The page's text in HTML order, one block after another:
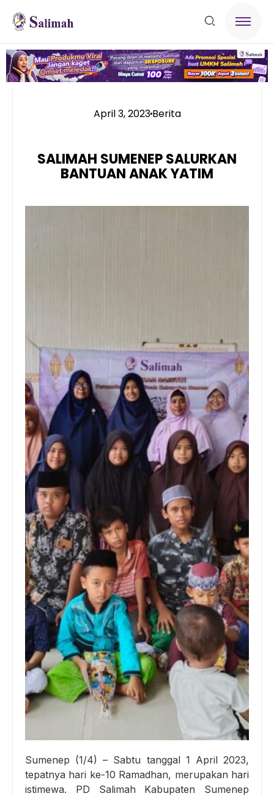
April 3, 2023Berita
SALIMAH SUMENEP SALURKAN
BANTUAN ANAK YATIM
Sumenep (1/4) – Sabtu tanggal 1 April 2023,
tepatnya hari ke-10 Ramadhan, merupakan hari
istimewa. PD Salimah Kabupaten Sumenep